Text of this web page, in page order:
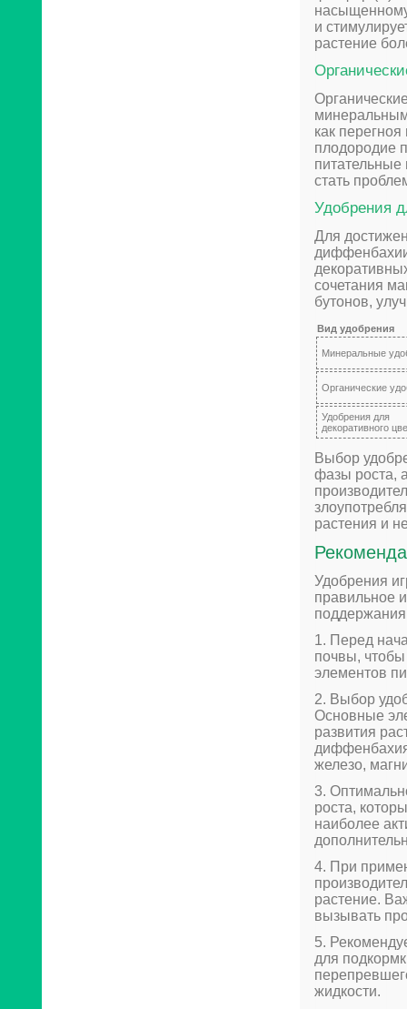
и
растение
как
плодородие
стать
Удобрения
Для
сочетания
бутонов,
Вид удобрения
Минеральные
Органические
Удобрения для
декоративного
Выбор
фазы роста,
растения и
Удобрения
правильное
1. Перед
почвы, чтобы
элементов
2. Выбор
Основные
развития
диффенбахия
железо,
3.
роста,
наиболее
4. При
растение.
вызывать
5.
для
жидкости.